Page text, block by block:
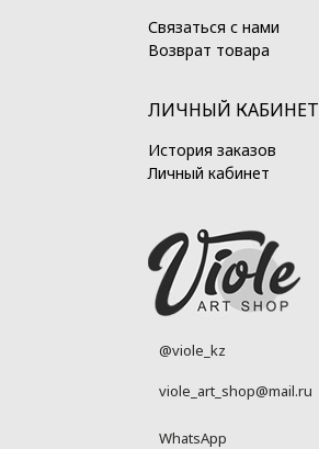
Связаться с нами
Возврат товара
ЛИЧНЫЙ КАБИНЕТ
История заказов
Личный кабинет
@viole_kz
viole_art_shop@mail.ru
WhatsApp